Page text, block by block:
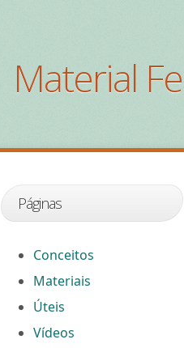
Material
Páginas
Conceitos
Materiais
Úteis
Vídeos